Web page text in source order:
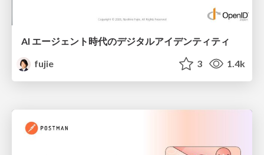
AI エージェント時代のデジタルアイデンティティ
fujie
3 1.4k